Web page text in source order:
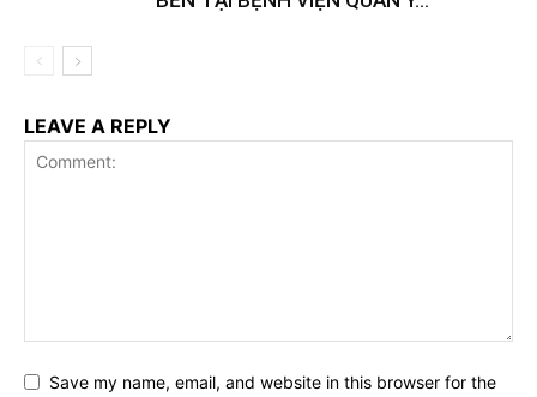
LEAVE A REPLY
Save my name, email, and website in this browser for the